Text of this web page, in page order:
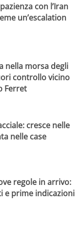
con l’Iran
un’escalation
nella morsa degli
controllo vicino
Ferret
cresce nelle
nelle case
regole in arrivo:
e prime indicazioni